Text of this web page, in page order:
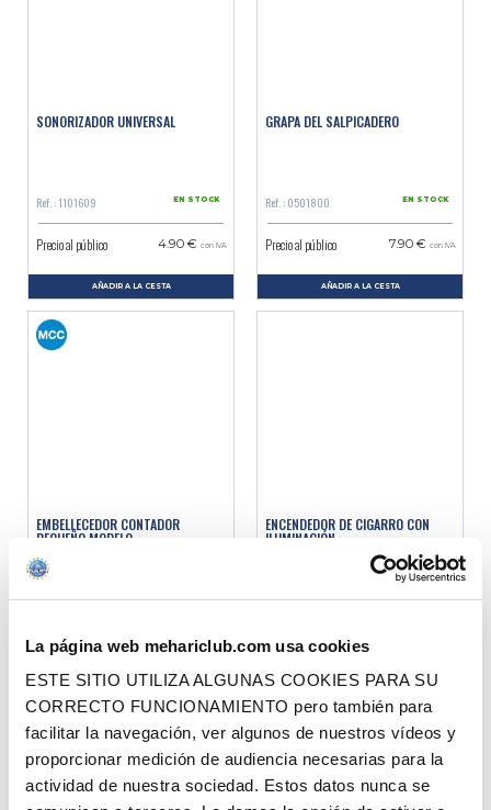
La página web mehariclub.com usa cookies
ESTE SITIO UTILIZA ALGUNAS COOKIES PARA SU
CORRECTO FUNCIONAMIENTO pero también para
facilitar la navegación, ver algunos de nuestros vídeos y
proporcionar medición de audiencia necesarias para la
actividad de nuestra sociedad. Estos datos nunca se
SONORIZADOR UNIVERSAL
Ref. : 1101609 EN STOCK
Precio al público 4.90 € con IVA
AÑADIR A LA CESTA
GRAPA DEL SALPICADERO
Ref. : 0501800 EN STOCK
Precio al público 7.90 € con IVA
AÑADIR A LA CESTA
EMBELLECEDOR CONTADOR
PEQUEÑO MODELO
Ref. : 0501105 EN STOCK
Precio al público 9.90 €con IVA
AÑADIR A LA CESTA
ENCENDEDOR DE CIGARRO CON
ILUMINACIÓN
Ref. : 1712030 EN STOCK
Precio al público
AÑADIR A LA CESTA